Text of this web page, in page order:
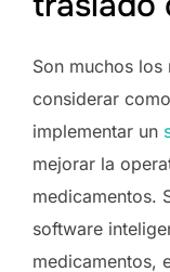
Son muchos
considerar
implementar un
mejorar la
medicamentos.
software
medicamentos,